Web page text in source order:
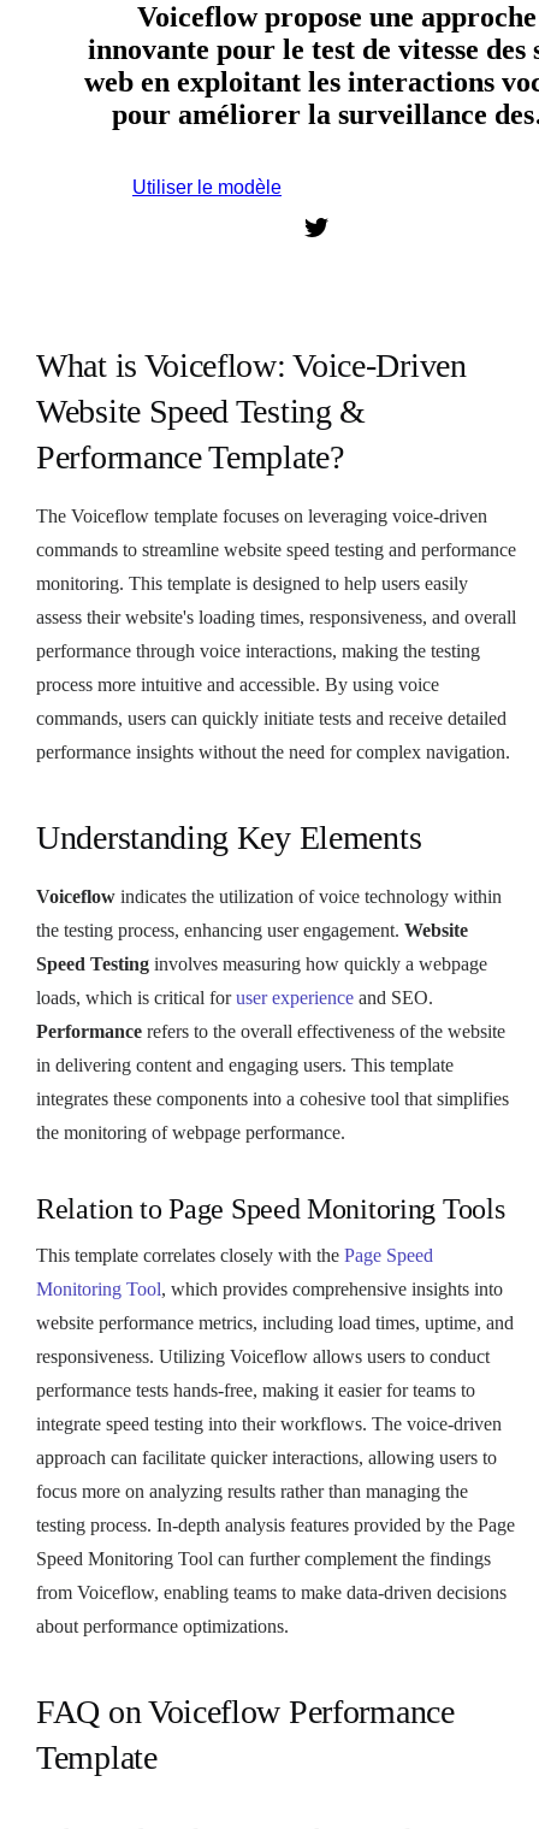
Voiceflow propose une approche
innovante pour le test de vitesse des
web en exploitant les interactions
pour améliorer la surveillance
Utiliser le modèle
What is Voiceflow: Voice-Driven
Website Speed Testing &
Performance Template?
The Voiceflow template focuses on leveraging voice-driven
commands to streamline website speed testing and performance
monitoring. This template is designed to help users easily
assess their website's loading times, responsiveness, and overall
performance through voice interactions, making the testing
process more intuitive and accessible. By using voice
commands, users can quickly initiate tests and receive detailed
performance insights without the need for complex navigation.
Understanding Key Elements
Voiceflow indicates the utilization of voice technology within
the testing process, enhancing user engagement. Website
Speed Testing involves measuring how quickly a webpage
loads, which is critical foruser experience and SEO.
Performance refers to the overall effectiveness of the website
in delivering content and engaging users. This template
integrates these components into a cohesive tool that simplifies
the monitoring of webpage performance.
Relation to Page Speed Monitoring Tools
This template correlates closely with the Page Speed
Monitoring Tool, which provides comprehensive insights into
website performance metrics, including load times, uptime, and
responsiveness. Utilizing Voiceflow allows users to conduct
performance tests hands-free, making it easier for teams to
integrate speed testing into their workflows. The voice-driven
approach can facilitate quicker interactions, allowing users to
focus more on analyzing results rather than managing the
testing process. In-depth analysis features provided by the Page
Speed Monitoring Tool can further complement the findings
from Voiceflow, enabling teams to make data-driven decisions
about performance optimizations.
FAQ on Voiceflow Performance
Template